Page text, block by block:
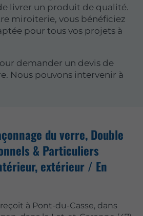
livrer un produit de qualité.
miroiterie, vous bénéficiez
pour tous vos projets à
demander un devis de
Nous pouvons intervenir à
du verre, Double
& Particuliers
extérieur / En
à Pont-du-Casse, dans